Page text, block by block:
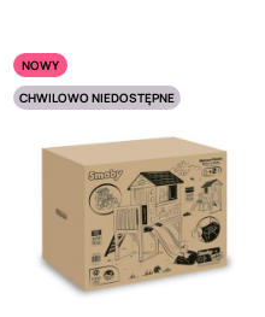
NOWY
CHWILOWO NIEDOSTĘPNE